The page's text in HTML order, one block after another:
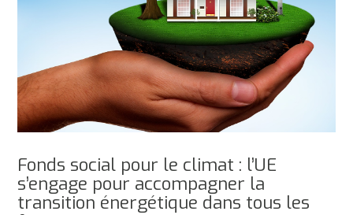
Fonds social pour le climat : l’UE
s’engage pour accompagner la
transition énergétique dans tous les